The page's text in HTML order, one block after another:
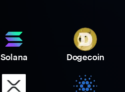
Solana Dogecoin